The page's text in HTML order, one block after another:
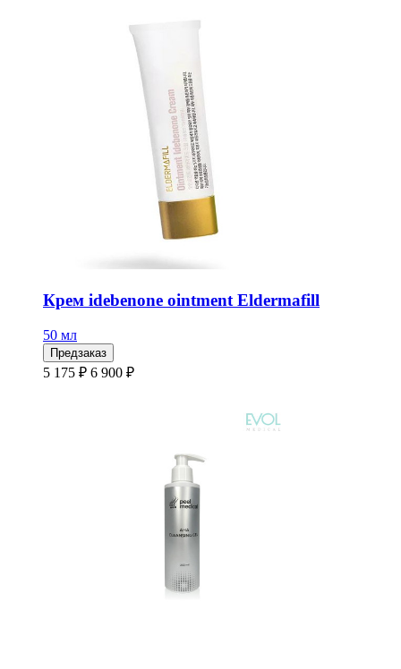
Крем idebenone ointment Eldermafill
50 мл
Предзаказ
5 175 ₽ 6 900 ₽